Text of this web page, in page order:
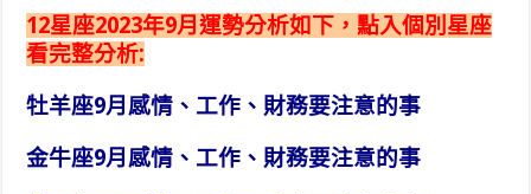
12星座2023年9月運勢分析如下，點入個別星座
看完整分析:
牡羊座9月感情、工作、財務要注意的事
金牛座9月感情、工作、財務要注意的事